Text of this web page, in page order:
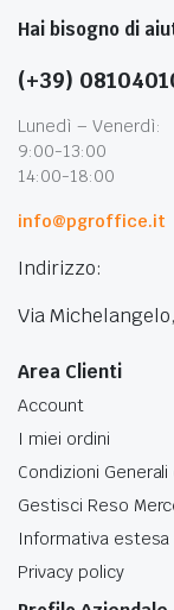
Hai bisogno di
(+39)
Lunedì – Venerdì:
9:00-13:00
14:00-18:00
info@pgroffice.it
Indirizzo:
Via
Area Clienti
Account
I miei ordini
Condizioni
Gestisci Reso
Informativa estesa
Privacy policy